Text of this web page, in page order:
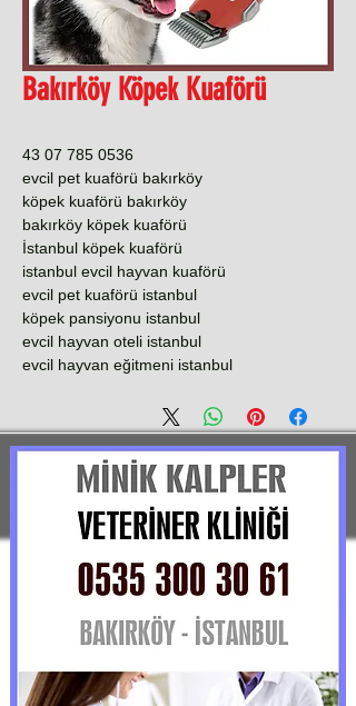
Bakırköy Köpek Kuaförü
0536 785 07 43
evcil pet kuaförü bakırköy
köpek kuaförü bakırköy
bakırköy köpek kuaförü
İstanbul köpek kuaförü
istanbul evcil hayvan kuaförü
evcil pet kuaförü istanbul
köpek pansiyonu istanbul
evcil hayvan oteli istanbul
evcil hayvan eğitmeni istanbul